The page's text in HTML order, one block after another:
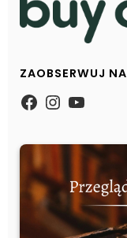
ZAOBSERWUJ
https://